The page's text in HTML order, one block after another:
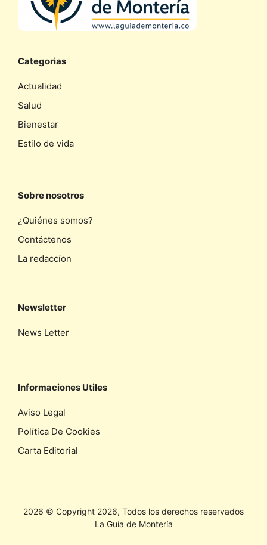
Categorias
Actualidad
Salud
Bienestar
Estilo de vida
Sobre nosotros
¿Quiénes somos?
Contáctenos
La redaccíon
Newsletter
News Letter
Informaciones Utiles
Aviso Legal
Política De Cookies
Carta Editorial
2026 © Copyright 2026, Todos los derechos reservados
La Guía de Montería